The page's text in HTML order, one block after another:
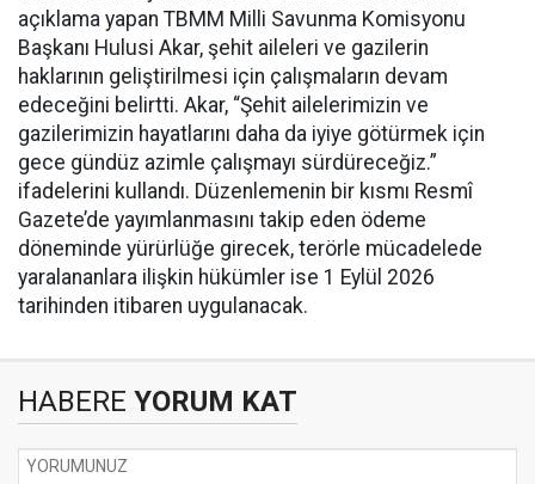
açıklama yapan TBMM Milli Savunma Komisyonu
Başkanı Hulusi Akar, şehit aileleri ve gazilerin
haklarının geliştirilmesi için çalışmaların devam
edeceğini belirtti. Akar, “Şehit ailelerimizin ve
gazilerimizin hayatlarını daha da iyiye götürmek için
gece gündüz azimle çalışmayı sürdüreceğiz.”
ifadelerini kullandı. Düzenlemenin bir kısmı Resmî
Gazete’de yayımlanmasını takip eden ödeme
döneminde yürürlüğe girecek, terörle mücadelede
yaralananlara ilişkin hükümler ise 1 Eylül 2026
tarihinden itibaren uygulanacak.
HABERE YORUM KAT